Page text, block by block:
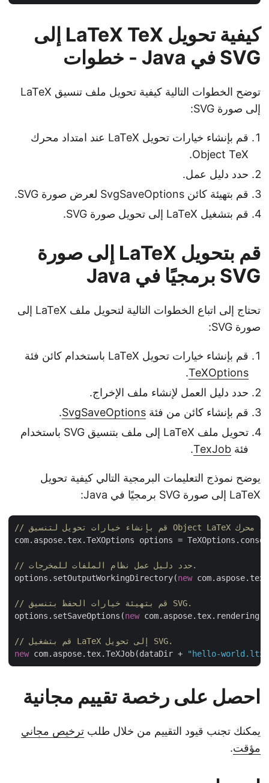
كيفية تحويل LaTeX TeX إلى
SVG في Java - خطوات
توضح الخطوات التالية كيفية تحويل ملف تنسيق LaTeX
إلى صورة SVG:
قم بإنشاء خيارات تحويل LaTeX عند امتداد محرك
Object TeX.
حدد دليل عمل.
قم بتهيئة كائن SvgSaveOptions لعرض صورة SVG.
قم بتشغيل LaTeX إلى تحويل صورة SVG.
قم بتحويل LaTeX إلى صورة
SVG برمجيًا في Java
تحتاج إلى اتباع الخطوات التالية لتحويل ملف LaTeX إلى
صورة SVG:
قم بإنشاء خيارات تحويل LaTeX باستخدام كائن فئة
TeXOptions
.
حدد دليل العمل لإنشاء ملف الإخراج.
قم بإنشاء كائن من فئةSvgSaveOptions
.
تحويل ملف LaTeX إلى ملف بتنسيق SVG باستخدام
فئةTexJob
.
يوضح نموذج التعليمات البرمجية التالي كيفية تحويل
LaTeX إلى صورة SVG برمجيًا في Java:
com.aspose.tex.TeXOptions options =
options.setOutputWorkingDirectory(new
// قم بتهيئة خيارات الحفظ بتنسيق SVG.
options.setSaveOptions(new
// قم بتشغيل LaTeX إلى تحويل SVG.
new com.aspose.tex.TeXJob(dataDir + "hello-
احصل على رخصة تقييم مجانية
يمكنك تجنب قيود التقييم من خلال طلبترخيص مجاني
مؤقت.